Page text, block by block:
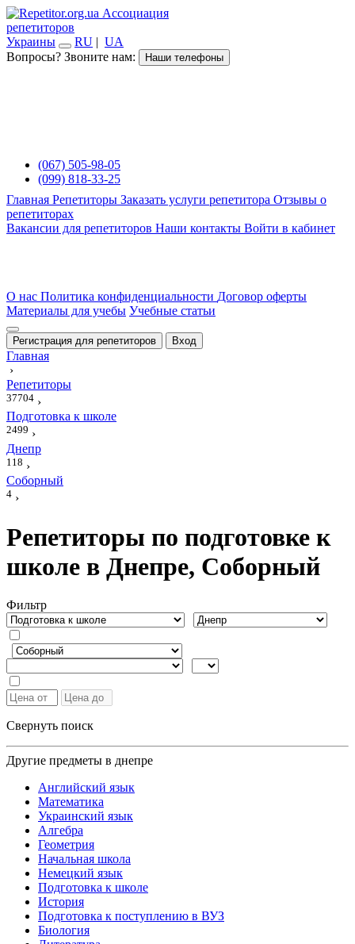
Ассоциация
репетиторов
Украины
RU | UA
Вопросы? Звоните нам:
Наши телефоны
(067) 505-98-05
(099) 818-33-25
Главная Репетиторы Заказать услуги репетитора Отзывы о
репетиторах
Вакансии для репетиторов Наши контакты Войти в кабинет
О нас Политика конфиденциальности Договор оферты
Материалы для учебы Учебные статьи
Регистрация для репетиторов Вход
Главная
›
Репетиторы
37704 ›
Подготовка к школе
2499 ›
Днепр
118 ›
Соборный
4 ›
Репетиторы по подготовке к
школе в Днепре, Соборный
Фильтр
Свернуть поиск
Другие предметы в днепре
Английский язык
Математика
Украинский язык
Алгебра
Геометрия
Начальная школа
Немецкий язык
Подготовка к школе
История
Подготовка к поступлению в ВУЗ
Биология